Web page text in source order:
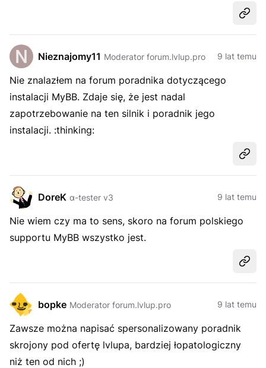
Nieznajomy11 Moderator forum.lvlup.pro 9 lat temu
Nie znalazłem na forum poradnika dotyczącego
instalacji MyBB. Zdaje się, że jest nadal
zapotrzebowanie na ten silnik i poradnik jego
instalacji. :thinking:
DoreK α-tester v3 9 lat temu
Nie wiem czy ma to sens, skoro na forum polskiego
supportu MyBB wszystko jest.
bopke Moderator forum.lvlup.pro 9 lat temu
Zawsze można napisać spersonalizowany poradnik
skrojony pod ofertę lvlupa, bardziej łopatologiczny
niż ten od nich ;)